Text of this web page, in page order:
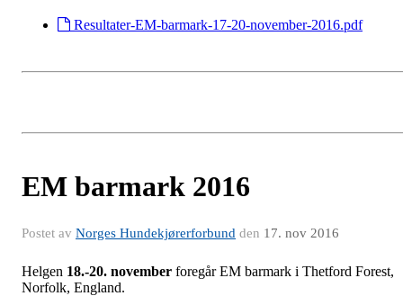
Resultater-EM-barmark-17-20-november-2016.pdf
EM barmark 2016
Postet av Norges Hundekjørerforbund den 17. nov 2016
Helgen 18.-20. november foregår EM barmark i Thetford Forest,
Norfolk, England.